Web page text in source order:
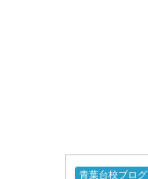
青葉台校ブログ